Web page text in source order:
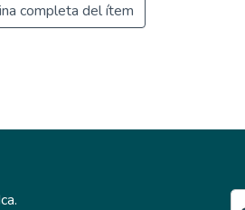
completa del ítem